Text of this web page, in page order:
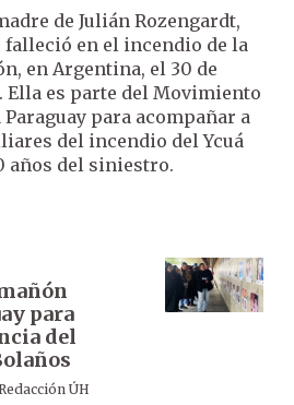
de Julián Rozengardt,
falleció en el incendio de la
en Argentina, el 30 de
Ella es parte del Movimiento
para acompañar a
del incendio del Ycuá
años del siniestro.
para
del
ÚH